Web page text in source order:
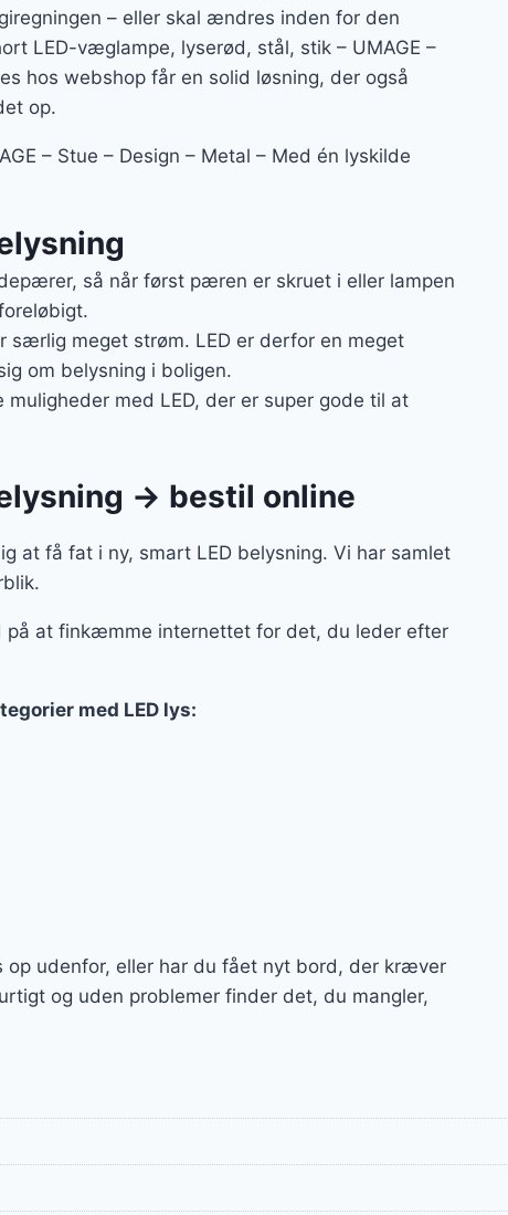
– eller skal ændres inden for den
LED-væglampe, lyserød, stål, stik – UMAGE –
hos webshop får en solid løsning, der også
op.
– Stue – Design – Metal – Med én lyskilde
så når først pæren er skruet i eller lampen
særlig meget strøm. LED er derfor en meget
om belysning i boligen.
med LED, der er super gode til at
→ bestil online
at få fat i ny, smart LED belysning. Vi har samlet
at finkæmme internettet for det, du leder efter
med LED lys:
op udenfor, eller har du fået nyt bord, der kræver
og uden problemer finder det, du mangler,